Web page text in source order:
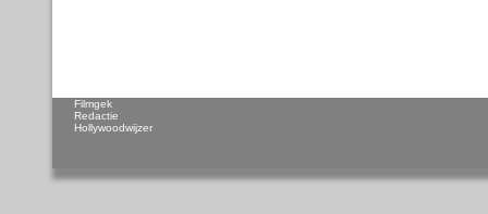
Filmgek
Redactie
Hollywoodwijzer